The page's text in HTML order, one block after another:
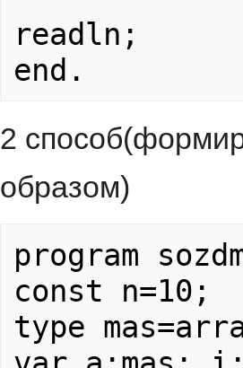
readln;
2
образом)
program
const n=10;
type